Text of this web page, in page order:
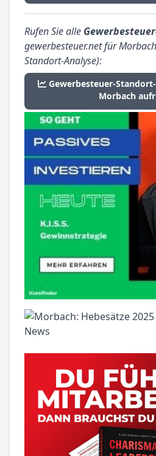
Rufen Sie alle
gewerbesteuer.net für
Standort-Analyse):
Gewerbesteuer-
Morbach